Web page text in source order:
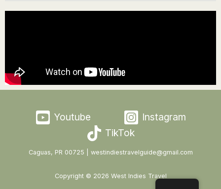
Youtube
Instagram
TikTok
Caguas, PR 00725 | westindiestravelguide@gmail.com
Copyright © 2026 West Indies Travel